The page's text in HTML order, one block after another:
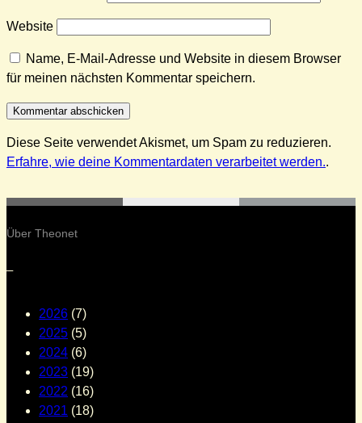
Website
Name, E-Mail-Adresse und Website in diesem Browser
für meinen nächsten Kommentar speichern.
Diese Seite verwendet Akismet, um Spam zu reduzieren.
Erfahre, wie deine Kommentardaten verarbeitet werden..
Über Theonet
–
2026 (7)
2025 (5)
2024 (6)
2023 (19)
2022 (16)
2021 (18)